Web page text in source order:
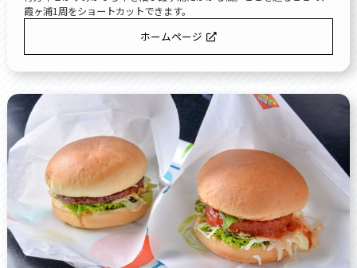
霞ヶ浦1周をショートカットできます。
ホームページ